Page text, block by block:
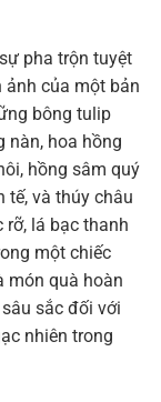
₫.
pha trộn tuyệt
của một bản
bông tulip
nàn, hoa hồng
hồng sâm quý
tế, và thúy châu
rỡ, lá bạc thanh
một chiếc
món quà hoàn
sắc đối với
nhiên trong